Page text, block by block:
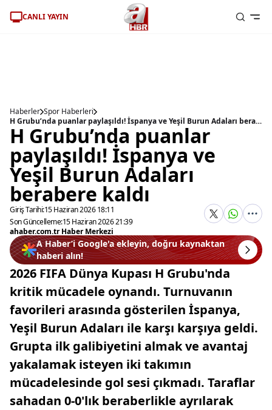
CANLI YAYIN
Haberler Spor Haberleri
H Grubu’nda puanlar paylaşıldı! İspanya ve Yeşil Burun Adaları berabere kaldı
H Grubu’nda puanlar
paylaşıldı! İspanya ve
Yeşil Burun Adaları
berabere kaldı
Giriş Tarihi:15 Haziran 2026 18:11
Son Güncelleme:15 Haziran 2026 21:39
ahaber.com.tr Haber Merkezi
A Haber’i Google'a ekleyin, doğru kaynaktan
haberi alın!
2026 FIFA Dünya Kupası H Grubu'nda
kritik mücadele oynandı. Turnuvanın
favorileri arasında gösterilen İspanya,
Yeşil Burun Adaları ile karşı karşıya geldi.
Grupta ilk galibiyetini almak ve avantaj
yakalamak isteyen iki takımın
mücadelesinde gol sesi çıkmadı. Taraflar
sahadan 0-0'lık beraberlikle ayrılarak